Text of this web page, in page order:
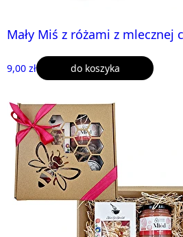
Mały Miś z różami z mlecznej
9,00 zł do koszyka